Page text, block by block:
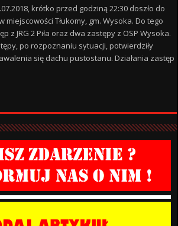
krótko przed godziną 22:30 doszło do
Tłukomy, gm. Wysoka. Do tego
z JRG 2 Piła oraz dwa zastępy z OSP Wysoka.
po rozpoznaniu sytuacji, potwierdziły
się dachu pustostanu. Działania zastęp